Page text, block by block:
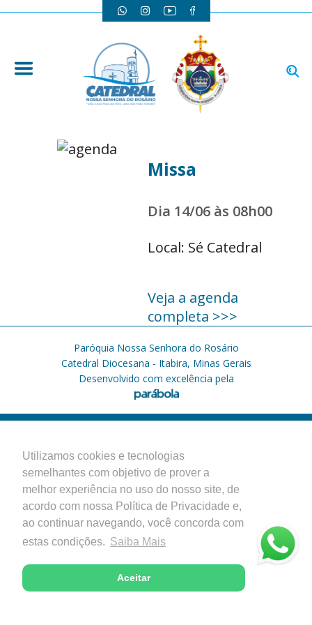
Utilizamos cookies e tecnologias
semelhantes com objetivo de prover a
melhor experiência no uso do nosso site, de
acordo com nossa Política de Privacidade e,
ao continuar navegando, você concorda com
estas condições. Saiba Mais
Aceitar
Missa
Dia 14/06 às 08h00
Local: Sé Catedral
Veja a agenda
completa >>>
Paróquia Nossa Senhora do Rosário
Catedral Diocesana - Itabira, Minas Gerais
Desenvolvido com excelência pela